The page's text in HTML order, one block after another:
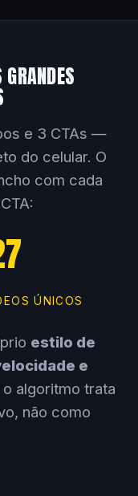
e 3 CTAs —
do celular. O
com cada
ÚNICOS
estilo de
e
algoritmo trata
não como